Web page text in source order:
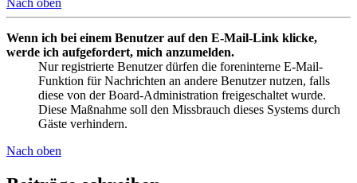
Nach oben
Wenn ich bei einem Benutzer auf den E-Mail-Link klicke,
werde ich aufgefordert, mich anzumelden.
Nur registrierte Benutzer dürfen die foreninterne E-Mail-
Funktion für Nachrichten an andere Benutzer nutzen, falls
diese von der Board-Administration freigeschaltet wurde.
Diese Maßnahme soll den Missbrauch dieses Systems durch
Gäste verhindern.
Nach oben